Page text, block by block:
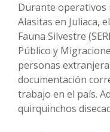
Durante operativos
Alasitas en Juliaca,
Fauna Silvestre
Público y
personas
documentación
trabajo en el país.
quirquinchos